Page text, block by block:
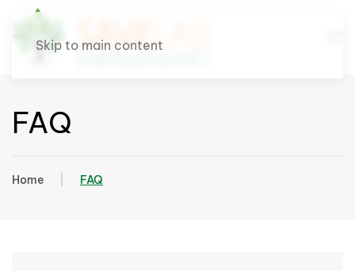
Skip to main content
FAQ
Home FAQ